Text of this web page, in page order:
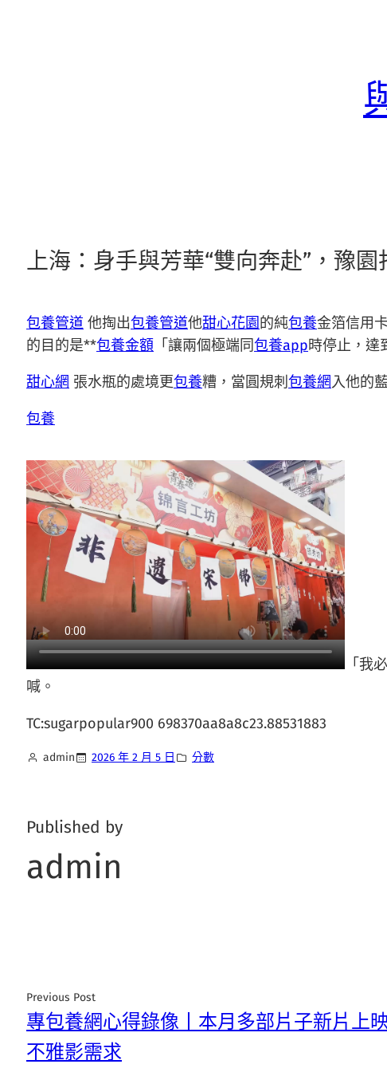
上海：身手與芳華“雙向奔赴”，豫
包養管道 他掏出包養管道他甜心花園的純包養金箔信用
的目的是**包養金額 「讓兩個極端同包養app時停止，達
甜心網 張水瓶的處境更包養糟，當圓規刺 包養網入他的
包養
「我
喊。
TC:sugarpopular900 698370aa8a8c23.88531883
admin 2026 年 2 月 5 日 分數
Published by
admin
Previous Post
專包養網心得錄像丨本月多部片子新片上
不雅影需求